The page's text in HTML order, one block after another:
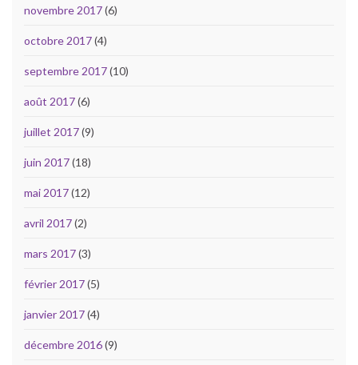
novembre 2017(6)
octobre 2017(4)
septembre 2017(10)
août 2017(6)
juillet 2017(9)
juin 2017(18)
mai 2017(12)
avril 2017(2)
mars 2017(3)
février 2017(5)
janvier 2017(4)
décembre 2016(9)